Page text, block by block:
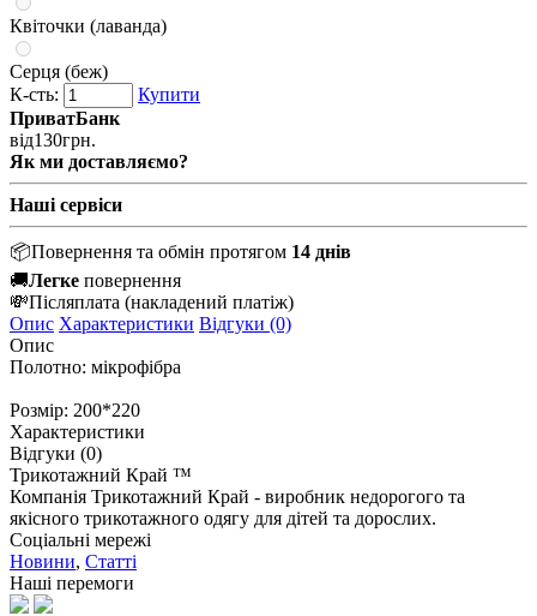
Квіточки (лаванда)
Серця (беж)
К-сть:
Купити
ПриватБанк
від130грн.
Як ми доставляємо?
Наші сервіси
📦Повернення та обмін протягом 14 днів
🚚Легке повернення
💸Післяплата (накладений платіж)
Опис Характеристики Відгуки (0)
Опис
Полотно: мікрофібра
Розмір: 200*220
Характеристики
Відгуки (0)
Трикотажний Край ™
Компанія Трикотажний Край - виробник недорогого та
якісного трикотажного одягу для дітей та дорослих.
Соціальні мережі
Новини, Статті
Наші перемоги